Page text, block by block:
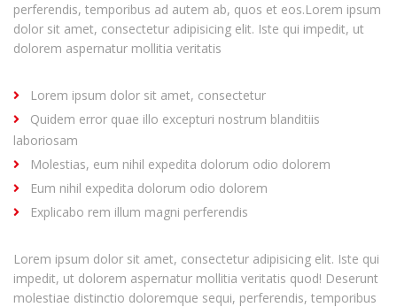
perferendis, temporibus ad autem ab, quos et eos.Lorem ipsum
dolor sit amet, consectetur adipisicing elit. Iste qui impedit, ut
dolorem aspernatur mollitia veritatis
Lorem ipsum dolor sit amet, consectetur
Quidem error quae illo excepturi nostrum blanditiis
laboriosam
Molestias, eum nihil expedita dolorum odio dolorem
Eum nihil expedita dolorum odio dolorem
Explicabo rem illum magni perferendis
Lorem ipsum dolor sit amet, consectetur adipisicing elit. Iste qui
impedit, ut dolorem aspernatur mollitia veritatis quod! Deserunt
molestiae distinctio doloremque sequi, perferendis, temporibus